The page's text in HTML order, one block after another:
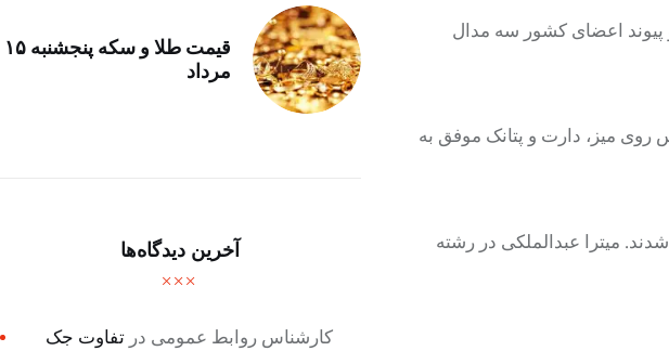
پیوند اعضای کشور سه مدال
روی میز، دارت و پتانک موفق به
میترا عبدالملکی در رشته
قیمت طلا و سکه پنجشنبه ۱۵
مرداد
آخرین دیدگاه‌ها
کارشناس روابط عمومی در تفاوت جک